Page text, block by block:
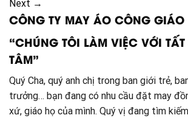
Next →
CÔNG TY MAY ÁO CÔNG GIÁO
“CHÚNG TÔI LÀM VIỆC VỚI
TÂM”
Quý Cha, quý anh chị trong ban giới trẻ,
trưởng… bạn đang có nhu cầu đặt may
xứ, giáo họ của mình. Quý vị đang tìm